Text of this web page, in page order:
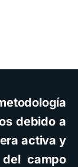
debido a
activa y
campo